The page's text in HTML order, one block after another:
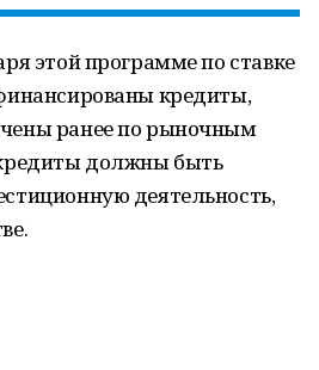
этой программе по ставке
кредиты,
ранее по рыночным
должны быть
деятельность,